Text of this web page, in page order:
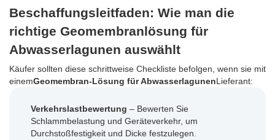
Beschaffungsleitfaden: Wie man die
richtige Geomembranlösung für
Abwasserlagunen auswählt
Käufer sollten diese schrittweise Checkliste befolgen, wenn sie mit
einemGeomembran-Lösung für AbwasserlagunenLieferant:
Verkehrslastbewertung – Bewerten Sie
Schlammbelastung und Geräteverkehr, um
Durchstoßfestigkeit und Dicke festzulegen.